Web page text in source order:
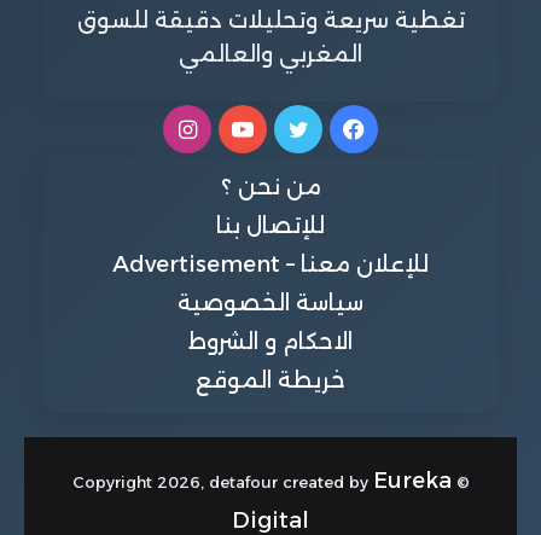
تغطية سريعة وتحليلات دقيقة للسوق
المغربي والعالمي
فيسبوكتويتر يوتيوبانستقرام
من نحن ؟
للإتصال بنا
للإعلان معنا – Advertisement
سياسة الخصوصية
الاحكام و الشروط
خريطة الموقع
© Copyright 2026, detafour created by
Eureka
Digital